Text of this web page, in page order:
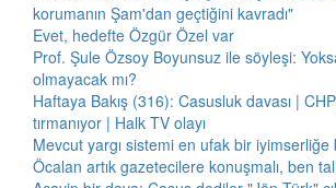
korumanın Şam'dan geçtiğini kavradı"
Evet, hedefte Özgür Özel var
Prof. Şule Özsoy Boyunsuz ile söyleşi:
olmayacak mı?
Haftaya Bakış (316): Casusluk davası |
tırmanıyor | Halk TV olayı
Mevcut yargı sistemi en ufak bir
Öcalan artık gazetecilere konuşmalı, ben